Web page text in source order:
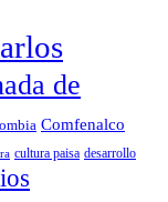
de
Comfenalco
cultura paisa desarrollo